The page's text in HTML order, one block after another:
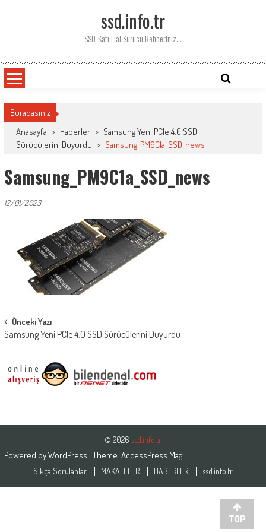
ssd.info.tr
SSD-Katı Hal Sürücü Rehberiniz…
Buradasınız
Anasayfa > Haberler > Samsung Yeni PCIe 4.0 SSD
Sürücülerini Duyurdu > Samsung_PM9C1a_SSD_news
Samsung_PM9C1a_SSD_news
12/01/2023
Post
navigation
Önceki Yazı
Samsung Yeni PCIe 4.0 SSD Sürücülerini Duyurdu
© 2026 ssd.info.tr
Powered byWordPress | Theme: AccessPress Mag
Sıkça Sorulanlar MAKALELER HABERLER ssd.info.tr
TOP